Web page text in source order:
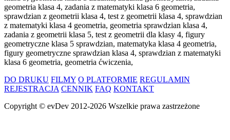
geometria klasa 4, zadania z matematyki klasa 6 geometria,
sprawdzian z geometrii klasa 4, test z geometrii klasa 4, sprawdzian
z matematyki klasa 4 geometria, geometria sprawdzian klasa 4,
zadania z geometrii klasa 5, test z geometrii dla klasy 4, figury
geometryczne klasa 5 sprawdzian, matematyka klasa 4 geometria,
figury geometryczne sprawdzian klasa 4, sprawdzian z matematyki
klasa 6 geometria, geometria ćwiczenia,
DO DRUKU FILMY O PLATFORMIE REGULAMIN
REJESTRACJA CENNIK FAQ KONTAKT
Copyright © evDev 2012-2026 Wszelkie prawa zastrzeżone